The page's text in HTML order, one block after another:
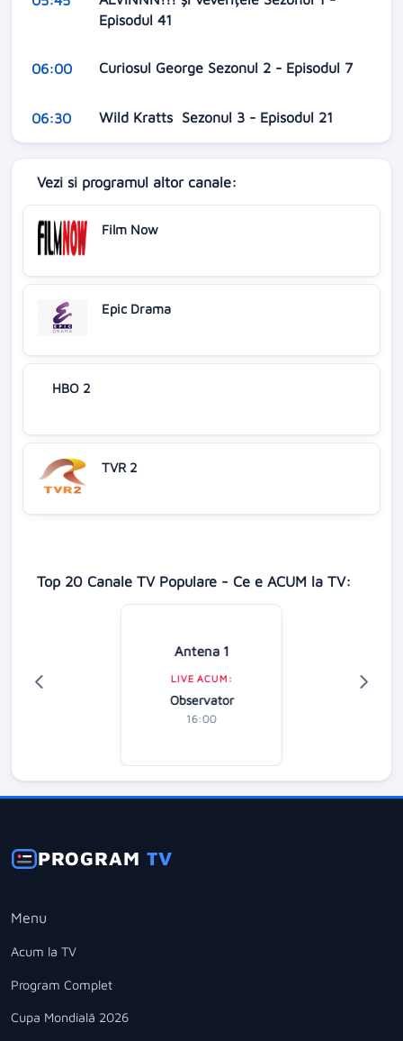
Episodul 41
06:00 Curiosul George Sezonul 2 - Episodul 7
06:30 Wild Kratts Sezonul 3 - Episodul 21
Vezi si programul altor canale:
Film Now
Epic Drama
HBO 2
TVR 2
Top 20 Canale TV Populare - Ce e ACUM la TV:
Antena 1
LIVE ACUM:
Observator
16:00
PROGRAMTV
Menu
Acum la TV
Program Complet
Cupa Mondială 2026